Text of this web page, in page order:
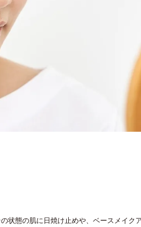
状態の肌に日焼け止めや、ベースメイク